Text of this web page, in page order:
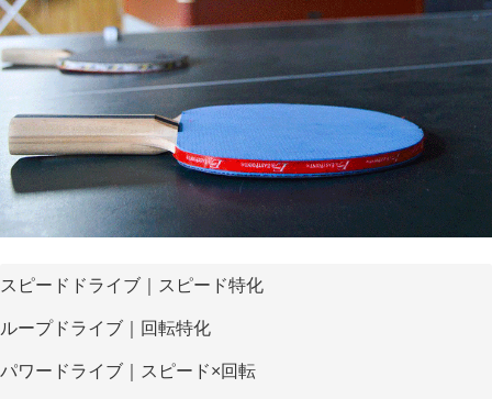
スピードドライブ｜スピード特化
ループドライブ｜回転特化
パワードライブ｜スピード×回転